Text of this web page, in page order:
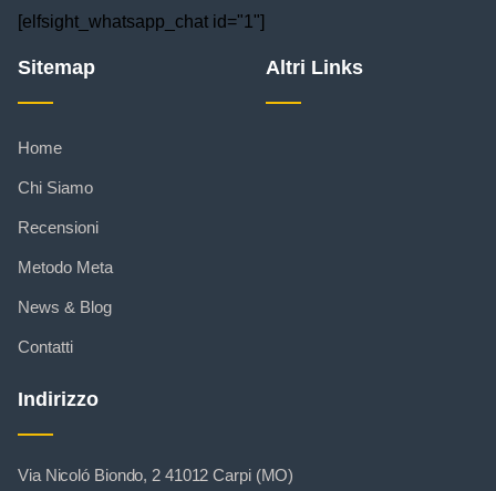
[elfsight_whatsapp_chat id="1"]
Sitemap
Home
Chi Siamo
Recensioni
Metodo Meta
News & Blog
Contatti
Altri Links
Indirizzo
Via Nicoló Biondo, 2 41012 Carpi (MO)